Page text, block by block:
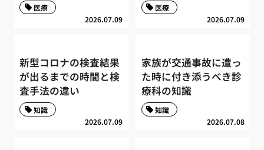
2026.07.09
医療
2026.07.09
医療
新型コロナの検査結果
が出るまでの時間と検
査手法の違い
2026.07.09
知識
家族が交通事故に遭っ
た時に付き添うべき診
療科の知識
2026.07.08
知識